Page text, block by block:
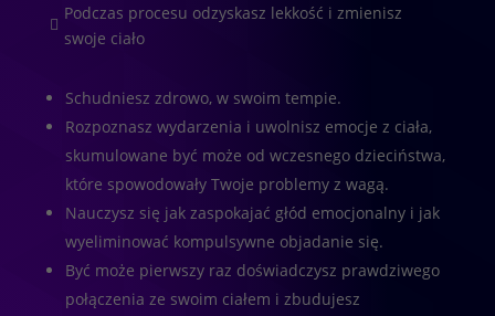

Podczas procesu odzyskasz lekkość i zmienisz
swoje ciało
Schudniesz zdrowo, w swoim tempie.
Rozpoznasz wydarzenia i uwolnisz emocje z ciała,
skumulowane być może od wczesnego dzieciństwa,
które spowodowały Twoje problemy z wagą.
Nauczysz się jak zaspokajać głód emocjonalny i jak
wyeliminować kompulsywne objadanie się.
Być może pierwszy raz doświadczysz prawdziwego
połączenia ze swoim ciałem i zbudujesz